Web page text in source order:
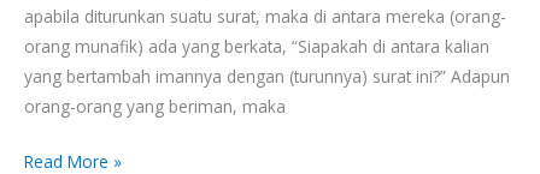
apabila diturunkan suatu surat, maka di antara mereka (orang-
orang munafik) ada yang berkata, “Siapakah di antara kalian
yang bertambah imannya dengan (turunnya) surat ini?” Adapun
orang-orang yang beriman, maka
Read More »